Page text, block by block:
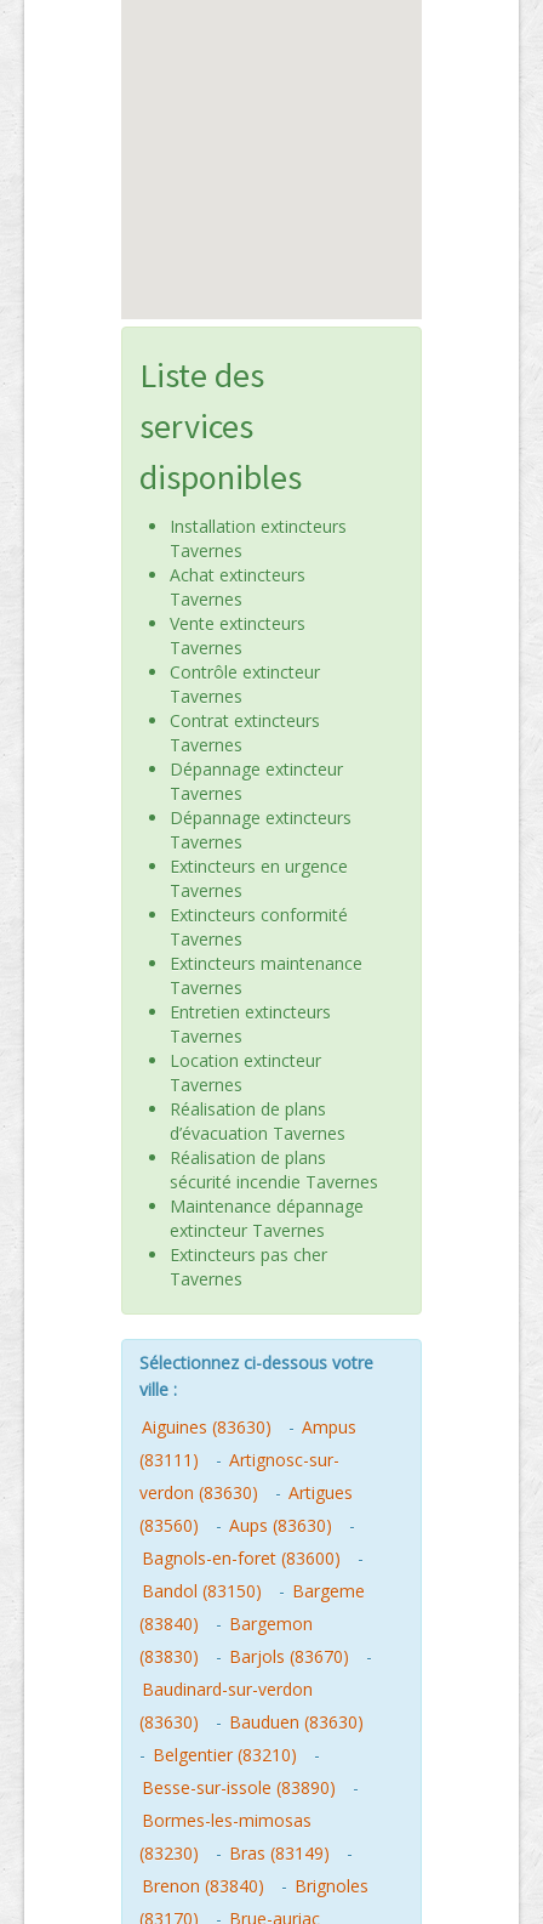
Liste des
services
disponibles
Installation extincteurs
Tavernes
Achat extincteurs
Tavernes
Vente extincteurs
Tavernes
Contrôle extincteur
Tavernes
Contrat extincteurs
Tavernes
Dépannage extincteur
Tavernes
Dépannage extincteurs
Tavernes
Extincteurs en urgence
Tavernes
Extincteurs conformité
Tavernes
Extincteurs maintenance
Tavernes
Entretien extincteurs
Tavernes
Location extincteur
Tavernes
Réalisation de plans
d’évacuation Tavernes
Réalisation de plans
sécurité incendie Tavernes
Maintenance dépannage
extincteur Tavernes
Extincteurs pas cher
Tavernes
Sélectionnez ci-dessous votre
ville :
Aiguines (83630)
- Ampus
(83111)
- Artignosc-sur-
verdon (83630)
- Artigues
(83560)
- Aups (83630)
-
Bagnols-en-foret (83600)
-
Bandol (83150)
- Bargeme
(83840)
- Bargemon
(83830)
- Barjols (83670)
-
Baudinard-sur-verdon
(83630)
- Bauduen (83630)
- Belgentier (83210)
-
Besse-sur-issole (83890)
-
Bormes-les-mimosas
(83230)
- Bras (83149)
-
Brenon (83840)
- Brignoles
(83170)
- Brue-auriac